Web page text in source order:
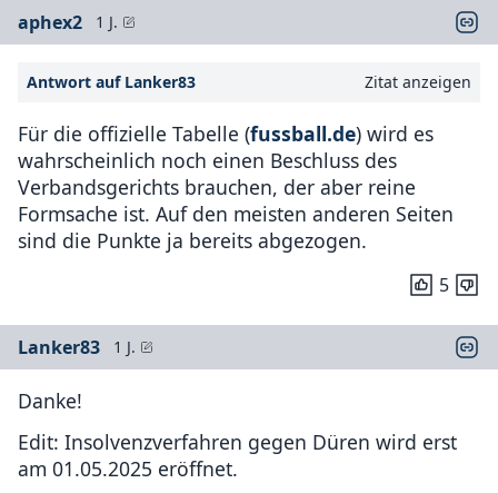
aphex2 1 J.
Antwort auf Lanker83 Zitat anzeigen
Für die offizielle Tabelle (fussball.de) wird es
wahrscheinlich noch einen Beschluss des
Verbandsgerichts brauchen, der aber reine
Formsache ist. Auf den meisten anderen Seiten
sind die Punkte ja bereits abgezogen.
5
Lanker83 1 J.
Danke!
Edit: Insolvenzverfahren gegen Düren wird erst
am 01.05.2025 eröffnet.